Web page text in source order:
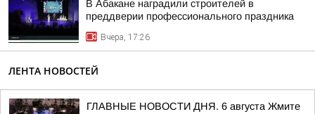
В Абакане наградили строителей в
преддверии профессионального праздника
Вчера, 17:26
ЛЕНТА НОВОСТЕЙ
ГЛАВНЫЕ НОВОСТИ ДНЯ. 6 августа Жмите